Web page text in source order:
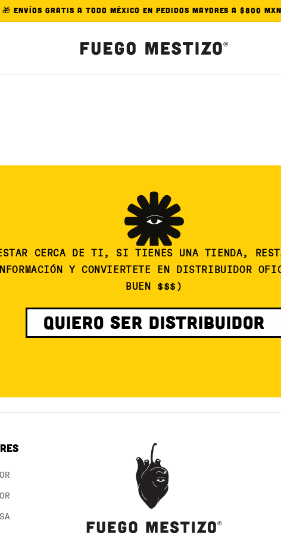
🎁 Envíos Gratis A Todo México en Pedidos Mayores a $800
ESTAR CERCA DE TI, SI TIENES UNA TIENDA,
Y CONVIERTETE EN DISTRIBUIDOR
BUEN $$$)
QUIERO SER DISTRIBUIDOR